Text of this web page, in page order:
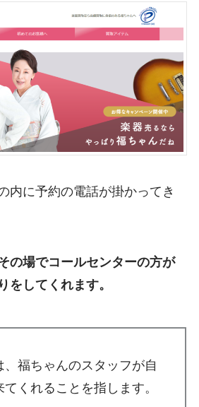
内に予約の電話が掛かってき
の場でコールセンターの方が
をしてくれます。
福ちゃんのスタッフが自
くれることを指します。